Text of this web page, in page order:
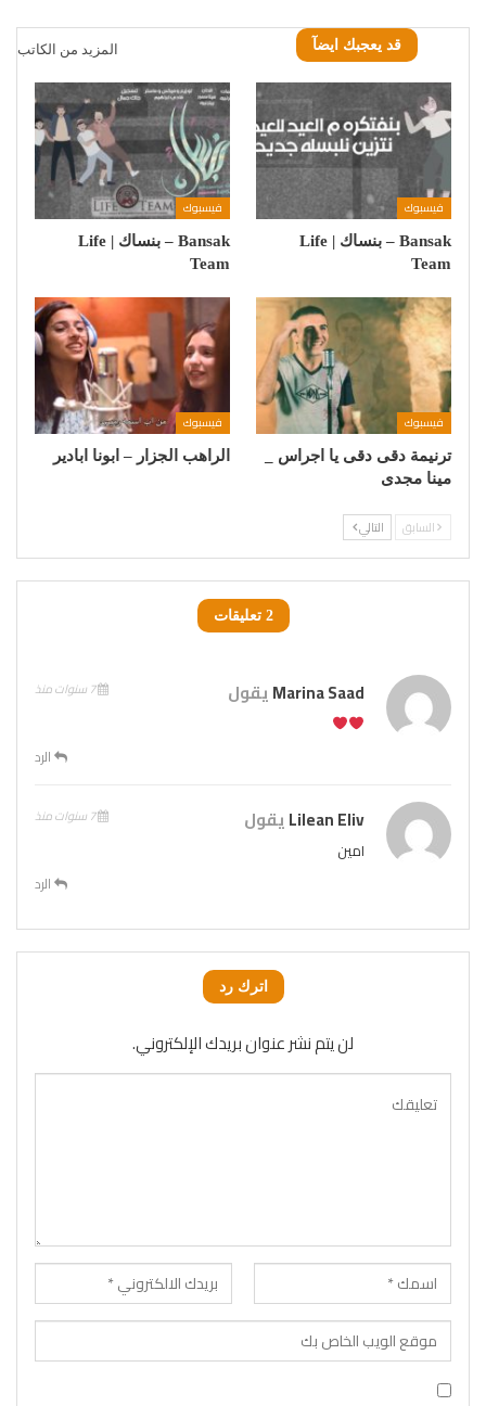
قد يعجبك ايضآ المزيد من الكاتب
فيسبوك
‎Bansak – بنساك | Life
Team‎
فيسبوك
‎Bansak – بنساك | Life
Team‎
فيسبوك
‎ترنيمة دقى دقى يا اجراس _
مينا مجدى‎
فيسبوك
السابق التالي
2 تعليقات
Marina Saadيقول 7 سنوات منذ
الرد
Lilean Elivيقول 7 سنوات منذ
امين
الرد
اترك رد
لن يتم نشر عنوان بريدك الإلكتروني.